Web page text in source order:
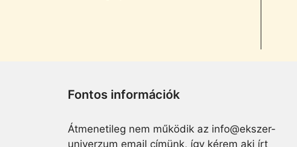
Fontos információk
Átmenetileg nem működik az info@ekszer-
univerzum email címünk, így kérem aki írt